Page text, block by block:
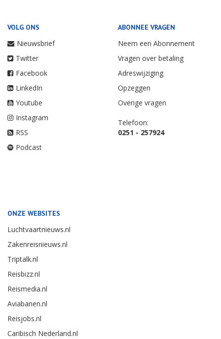
VOLG ONS
Nieuwsbrief
Twitter
Facebook
LinkedIn
Youtube
Instagram
RSS
Podcast
ABONNEE VRAGEN
Neem een Abonnement
Vragen over betaling
Adreswijziging
Opzeggen
Overige vragen
Telefoon:
0251 - 257924
ONZE WEBSITES
Luchtvaartnieuws.nl
Zakenreisnieuws.nl
Triptalk.nl
Reisbizz.nl
Reismedia.nl
Aviabanen.nl
Reisjobs.nl
Caribisch Nederland.nl